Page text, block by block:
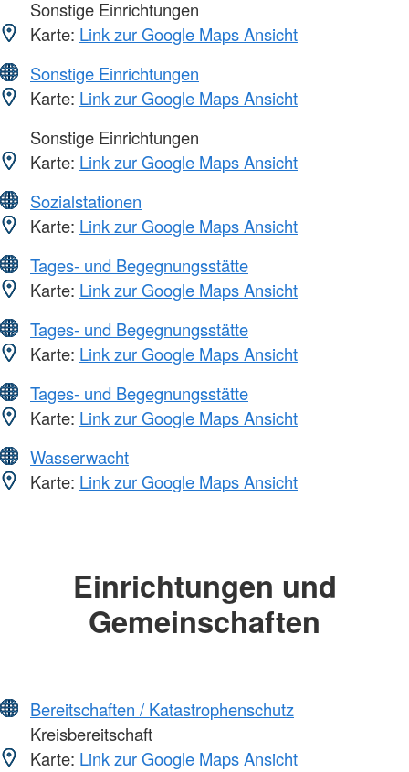
Sonstige Einrichtungen
Karte: Link zur Google Maps Ansicht
Sonstige Einrichtungen
Karte: Link zur Google Maps Ansicht
Sonstige Einrichtungen
Karte: Link zur Google Maps Ansicht
Sozialstationen
Karte: Link zur Google Maps Ansicht
Tages- und Begegnungsstätte
Karte: Link zur Google Maps Ansicht
Tages- und Begegnungsstätte
Karte: Link zur Google Maps Ansicht
Tages- und Begegnungsstätte
Karte: Link zur Google Maps Ansicht
Wasserwacht
Karte: Link zur Google Maps Ansicht
Einrichtungen und
Gemeinschaften
Bereitschaften / Katastrophenschutz
Kreisbereitschaft
Karte: Link zur Google Maps Ansicht